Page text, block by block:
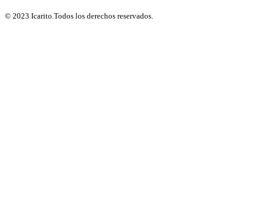
© 2023 Icarito.Todos los derechos reservados.